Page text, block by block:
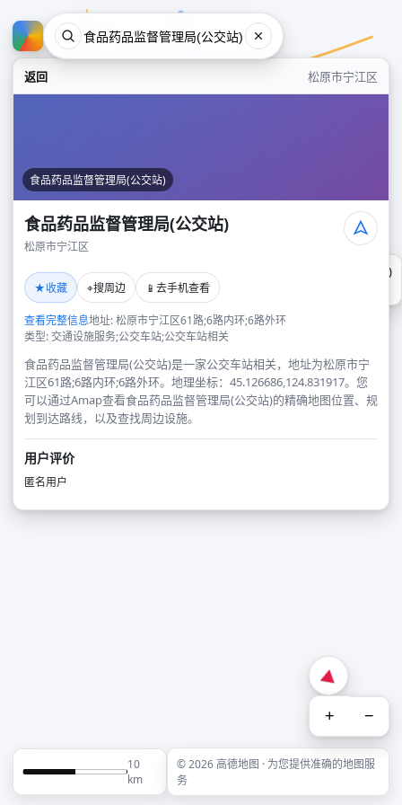
返回 松原市宁江区
食品药品监督管理局(公交站)
食品药品监督管理局(公交站)
松原市宁江区
★收藏 ⌖搜周边 📱 去手机查看
查看完整信息地址: 松原市宁江区61路;6路内环;6路外环
类型: 交通设施服务;公交车站;公交车站相关
食品药品监督管理局(公交站)是一家公交车站相关，地址为松原市宁
江区61路;6路内环;6路外环。地理坐标：45.126686,124.831917。您
可以通过Amap查看食品药品监督管理局(公交站)的精确地图位置、规
划到达路线，以及查找周边设施。
用户评价
匿名用户
食品药品监督管理局(公交站)
+ −
10
km
© 2026 高德地图 · 为您提供准确的地图服
务